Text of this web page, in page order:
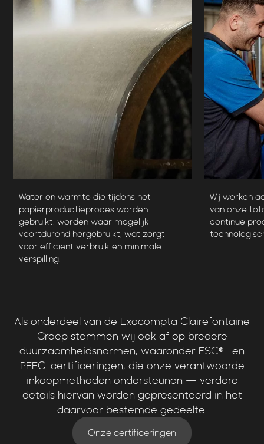
Water en warmte die tijdens het
papierproductieproces worden
gebruikt, worden waar mogelijk
voortdurend hergebruikt, wat zorgt
voor efficiënt verbruik en minimale
verspilling.
Wij werken
van onze
continue
Als onderdeel van de Exacompta Clairefontaine
Groep stemmen wij ook af op bredere
duurzaamheidsnormen, waaronder FSC®- en
PEFC-certificeringen, die onze verantwoorde
inkoopmethoden ondersteunen — verdere
details hiervan worden gepresenteerd in het
daarvoor bestemde gedeelte.
Onze certificeringen